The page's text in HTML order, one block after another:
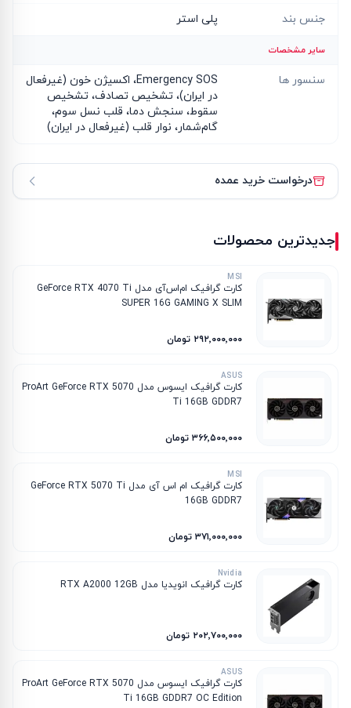
جنس بند پلی استر
سایر مشخصات
سنسور ها
Emergency SOS، اکسیژن خون (غیرفعال
در ایران)، تشخیص تصادف، تشخیص
سقوط، سنجش دما، قلب نسل سوم،
گام‌شمار، نوار قلب (غیرفعال در ایران)
درخواست خرید عمده
جدیدترین محصولات
MSI
کارت گرافیک ام‌اس‌آی مدل GeForce RTX 4070 Ti
SUPER 16G GAMING X SLIM
۲۹۲٬۰۰۰٬۰۰۰ تومان
ASUS
کارت گرافیک ایسوس مدل ProArt GeForce RTX 5070
Ti 16GB GDDR7
۳۶۶٬۵۰۰٬۰۰۰ تومان
MSI
کارت گرافیک ام‌ اس‌ آی مدل GeForce RTX 5070 Ti
16GB GDDR7
۳۷۱٬۰۰۰٬۰۰۰ تومان
Nvidia
کارت گرافیک انویدیا مدل RTX A2000 12GB
۲۰۲٬۷۰۰٬۰۰۰ تومان
ASUS
کارت گرافیک ایسوس مدل ProArt GeForce RTX 5070
Ti 16GB GDDR7 OC Edition